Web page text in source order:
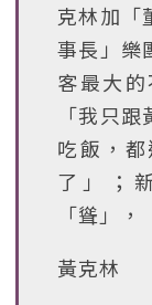
克林加「
事長」樂
客最大
「我只
吃飯，
了」；
「聳」
黃克林